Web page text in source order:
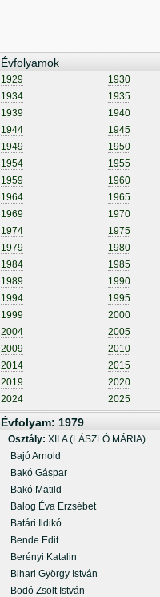
Évfolyamok
1929
1930
1934
1935
1939
1940
1944
1945
1949
1950
1954
1955
1959
1960
1964
1965
1969
1970
1974
1975
1979
1980
1984
1985
1989
1990
1994
1995
1999
2000
2004
2005
2009
2010
2014
2015
2019
2020
2024
2025
Évfolyam: 1979
Osztály: XII.A (LÁSZLÓ MÁRIA)
Bajó Arnold
Bakó Gáspar
Bakó Matild
Balog Éva Erzsébet
Batári Ildikó
Bende Edit
Berényi Katalin
Bihari György István
Bodó Zsolt István